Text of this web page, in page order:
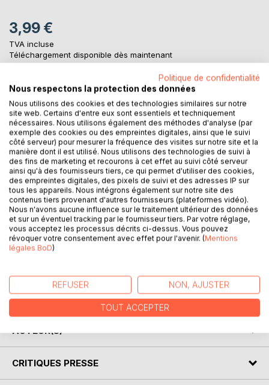
3,99 €
TVA incluse
Téléchargement disponible dès maintenant
AJOUTER AU PANIER
Ajouter à ma liste d'envies
Laisser un avis
DESCRIPTION
HUITIÈME PARTIE. LE VENGEUR...
AUTEUR(S)
CRITIQUES PRESSE
Politique de confidentialité
Nous respectons la protection des données
Nous utilisons des cookies et des technologies similaires sur notre
site web. Certains d'entre eux sont essentiels et techniquement
nécessaires. Nous utilisons également des méthodes d'analyse (par
exemple des cookies ou des empreintes digitales, ainsi que le suivi
côté serveur) pour mesurer la fréquence des visites sur notre site et la
manière dont il est utilisé. Nous utilisons des technologies de suivi à
des fins de marketing et recourons à cet effet au suivi côté serveur
ainsi qu'à des fournisseurs tiers, ce qui permet d'utiliser des cookies,
des empreintes digitales, des pixels de suivi et des adresses IP sur
tous les appareils. Nous intégrons également sur notre site des
contenus tiers provenant d'autres fournisseurs (plateformes vidéo).
Nous n'avons aucune influence sur le traitement ultérieur des données
et sur un éventuel tracking par le fournisseur tiers. Par votre réglage,
vous acceptez les processus décrits ci-dessus. Vous pouvez
révoquer votre consentement avec effet pour l'avenir. (Mentions
légales BoD)
REFUSER NON, AJUSTER
TOUT ACCEPTER